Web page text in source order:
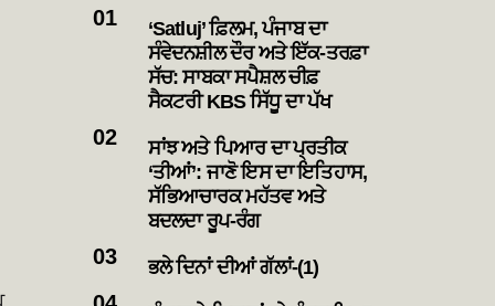
‘Satluj’ ਫ਼ਿਲਮ, ਪੰਜਾਬ ਦਾ
ਸੰਵੇਦਨਸ਼ੀਲ ਦੌਰ ਅਤੇ ਇੱਕ-ਤਰਫ਼ਾ
ਸੱਚ: ਸਾਬਕਾ ਸਪੈਸ਼ਲ ਚੀਫ਼
ਸੈਕਟਰੀ KBS ਸਿੱਧੂ ਦਾ ਪੱਖ
ਸਾਂਝ ਅਤੇ ਪਿਆਰ ਦਾ ਪ੍ਰਤੀਕ
‘ਤੀਆਂ’: ਜਾਣੋ ਇਸ ਦਾ ਇਤਿਹਾਸ,
ਸੱਭਿਆਚਾਰਕ ਮਹੱਤਵ ਅਤੇ
ਬਦਲਦਾ ਰੂਪ-ਰੰਗ
ਭਲੇ ਦਿਨਾਂ ਦੀਆਂ ਗੱਲਾਂ-(1)